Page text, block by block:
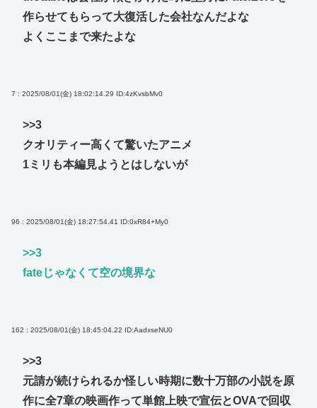
作らせてもらって大復活した会社なんだよな
よくここまで来たよな
7 : 2025/08/01(金) 18:02:14.29 ID:4zKvsbMv0
>>3
クオリティー高くて驚いたアニメ
1ミリも本編見ようとはしないが
96 : 2025/08/01(金) 18:27:54.41 ID:0xR84+My0
>>3
fateじゃなくて空の境界な
162 : 2025/08/01(金) 18:45:04.22 ID:AadxseNU0
>>3
元請が続けられるか怪しい時期に数十万部の小説を原
作に全7章の映画作って単館上映で宣伝とOVAで回収